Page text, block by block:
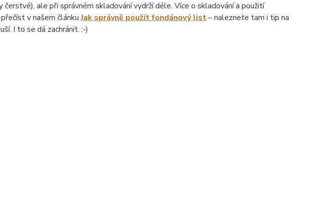
ale při správném skladování vydrží déle. Více o skladování a použití
v našem článkuJak správně použít fondánový list– naleznete tam i tip na
I to se dá zachránit. :-)